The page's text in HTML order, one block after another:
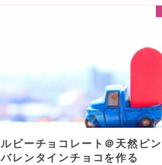
ルビーチョコレート＠天然ピ
バレンタインチョコを作る